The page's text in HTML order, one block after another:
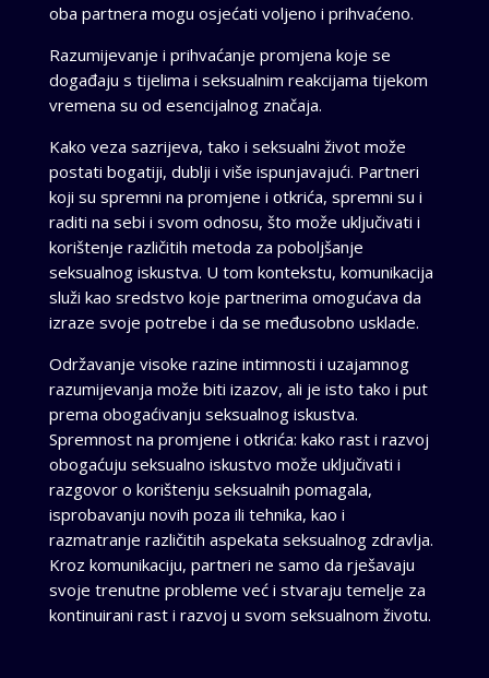
oba partnera mogu osjećati voljeno i prihvaćeno.
Razumijevanje i prihvaćanje promjena koje se
događaju s tijelima i seksualnim reakcijama tijekom
vremena su od esencijalnog značaja.
Kako veza sazrijeva, tako i seksualni život može
postati bogatiji, dublji i više ispunjavajući. Partneri
koji su spremni na promjene i otkrića, spremni su i
raditi na sebi i svom odnosu, što može uključivati i
korištenje različitih metoda za poboljšanje
seksualnog iskustva. U tom kontekstu, komunikacija
služi kao sredstvo koje partnerima omogućava da
izraze svoje potrebe i da se međusobno usklade.
Održavanje visoke razine intimnosti i uzajamnog
razumijevanja može biti izazov, ali je isto tako i put
prema obogaćivanju seksualnog iskustva.
Spremnost na promjene i otkrića: kako rast i razvoj
obogaćuju seksualno iskustvo može uključivati i
razgovor o korištenju seksualnih pomagala,
isprobavanju novih poza ili tehnika, kao i
razmatranje različitih aspekata seksualnog zdravlja.
Kroz komunikaciju, partneri ne samo da rješavaju
svoje trenutne probleme već i stvaraju temelje za
kontinuirani rast i razvoj u svom seksualnom životu.